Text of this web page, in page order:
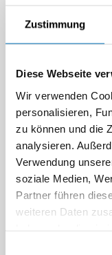
Zustimmung
Diese Webseite
Wir verwenden
personalisieren,
zu können und die
analysieren.
Verwendung
soziale Medien,
Partner führen
weiteren Daten
Beitrag | 02.07.2026
sich aus
Mit EnAW, EnAW-
und ProKilowatt
Unternehmen
Kosten senken und…